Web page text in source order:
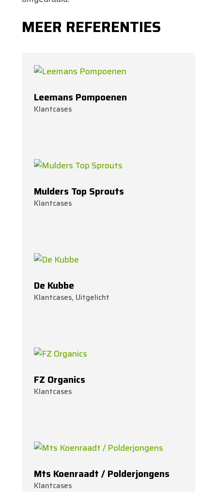
MEER REFERENTIES
Leemans Pompoenen
Klantcases
Mulders Top Sprouts
Klantcases
De Kubbe
Klantcases, Uitgelicht
FZ Organics
Klantcases
Mts Koenraadt / Polderjongens
Klantcases